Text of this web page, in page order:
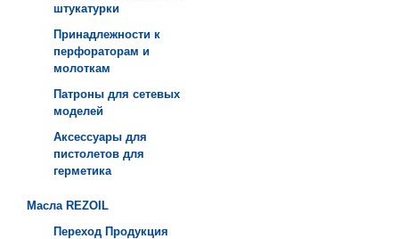
штукатурки
Принадлежности к
перфораторам и
молоткам
Патроны для сетевых
моделей
Аксессуары для
пистолетов для
герметика
Масла REZOIL
Переход Продукция